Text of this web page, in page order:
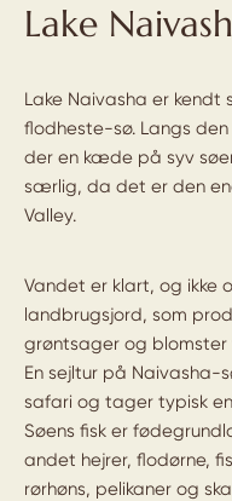
Lake
Lake Naivasha er kendt
flodheste-sø. Langs
der en kæde på syv
særlig, da det er den
Valley.
Vandet er klart, og ikke
landbrugsjord, som
grøntsager og blomster
En sejltur på Naivasha-
safari og tager typisk
Søens fisk er
andet hejrer, flodørne,
rørhøns, pelikaner og